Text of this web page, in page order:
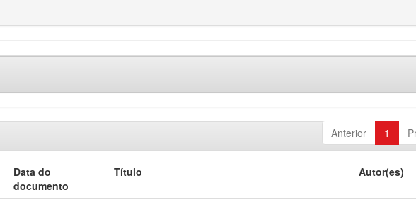
Anterior 1
Data do
documento
Título Autor(es)